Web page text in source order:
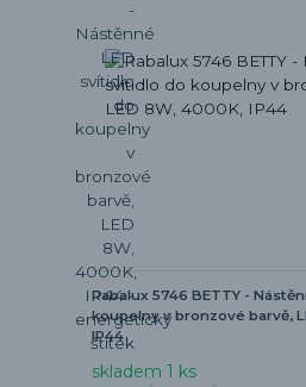
Rabalux 5746 BETTY -
koupelny v bronzové barvě,
IP44
skladem 1 ks